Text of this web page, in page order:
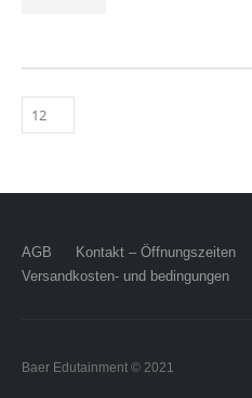
AGB Kontakt – Öffnungszeiten
Versandkosten- und bedingungen
Baer Edutainment © 2021